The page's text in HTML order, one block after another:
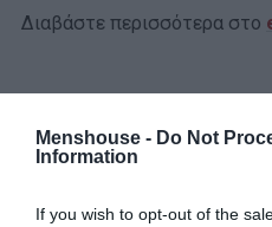
Menshouse - Do Not
Information
If you wish to opt-out of the
Διαβάστε περισσότερα στο